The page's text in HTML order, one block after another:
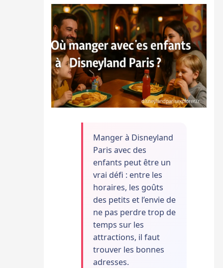
Manger à Disneyland
Paris avec des
enfants peut être un
vrai défi : entre les
horaires, les goûts
des petits et l’envie de
ne pas perdre trop de
temps sur les
attractions, il faut
trouver les bonnes
adresses.